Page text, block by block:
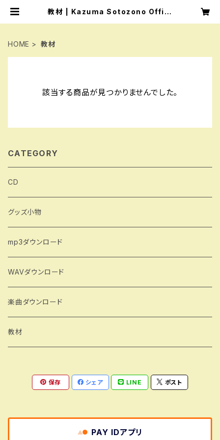
教材 | Kazuma Sotozono Offici
HOME 教材
該当する商品が見つかりませんでした。
CATEGORY
CD
グッズ小物
mp3ダウンロード
WAVダウンロード
楽曲ダウンロード
教材
保存 シェア LINE ポスト
PAY IDアプリ